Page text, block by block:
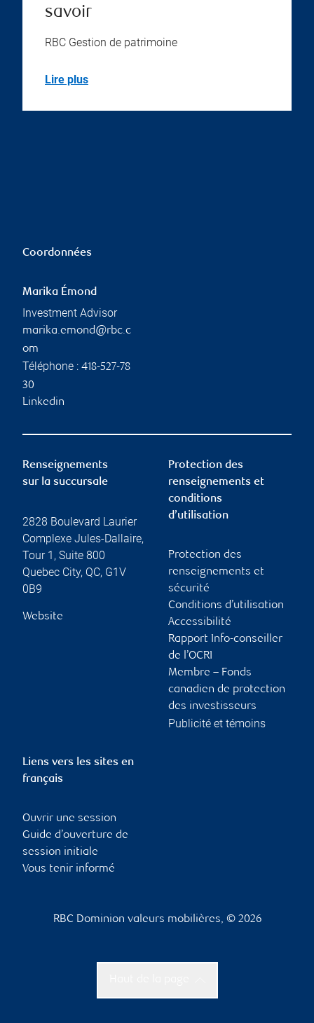
savoir
RBC Gestion de patrimoine
Lire plus
Coordonnées
Marika Émond
Investment Advisor
marika.emond@rbc.c
om
Téléphone : 418-527-78
30
Linkedin
Renseignements
sur la succursale
2828 Boulevard Laurier
Complexe Jules-Dallaire,
Tour 1, Suite 800
Quebec City, QC, G1V
0B9
Website
Protection des
renseignements et
conditions
d’utilisation
Protection des
renseignements et
sécurité
Conditions d’utilisation
Accessibilité
Rapport Info-conseiller
de l’OCRI
Membre – Fonds
canadien de protection
des investisseurs
Publicité et témoins
Liens vers les sites en
français
Ouvrir une session
Guide d’ouverture de
session initiale
Vous tenir informé
RBC Dominion valeurs mobilières, © 2026